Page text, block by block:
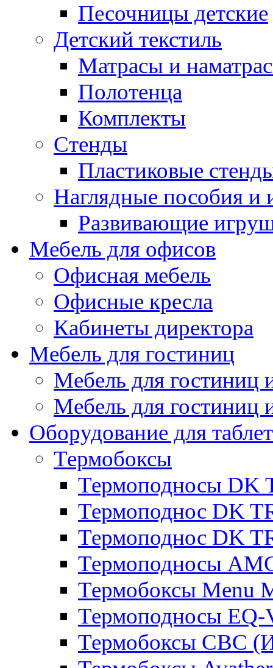
Песочницы детские
Детский текстиль
Матрасы и
Полотенца
Комплекты
Стенды
Пластиковые
Наглядные пособия и
Развивающие
Мебель для офисов
Офисная мебель
Офисные кресла
Кабинеты директора
Мебель для гостиниц
Мебель для
Мебель для гостиниц
Оборудование для
Термобоксы
Термоподносы DK
Термоподнос DK
Термоподнос DK
Термоподносы
Термобоксы Menu
Термоподносы EQ-
Термобоксы CBC